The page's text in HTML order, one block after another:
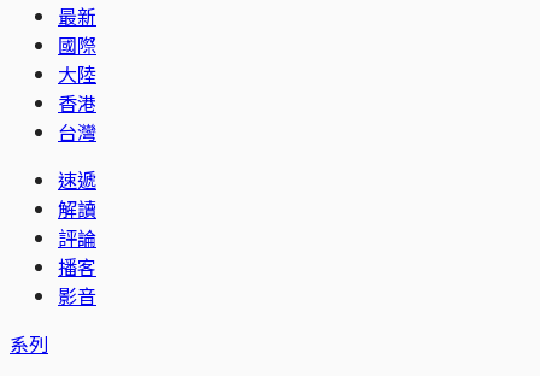
最新
國際
大陸
香港
台灣
速遞
解讀
評論
播客
影音
系列